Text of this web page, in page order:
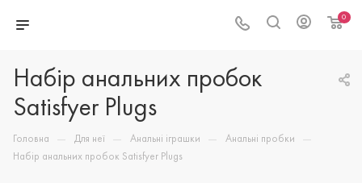
0
Набір анальних пробок
Satisfyer Plugs
Головна — Для неї — Анальні іграшки — Анальні пробки —
Набір анальних пробок Satisfyer Plugs